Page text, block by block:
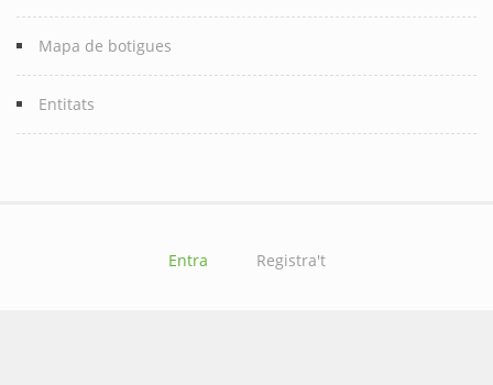
Mapa de botigues
Entitats
Entra Registra't